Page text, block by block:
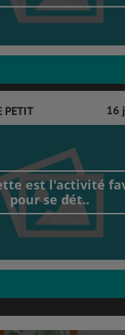
PETIT 16
est l'activité
pour se dét..